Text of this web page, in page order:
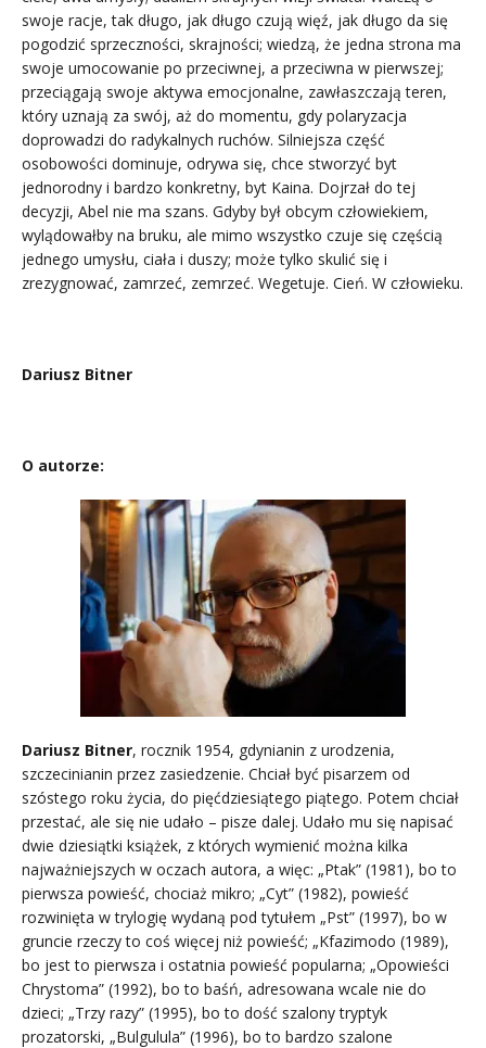
swoje racje, tak długo, jak długo czują więź, jak długo da się
pogodzić sprzeczności, skrajności; wiedzą, że jedna strona ma
swoje umocowanie po przeciwnej, a przeciwna w pierwszej;
przeciągają swoje aktywa emocjonalne, zawłaszczają teren,
który uznają za swój, aż do momentu, gdy polaryzacja
doprowadzi do radykalnych ruchów. Silniejsza część
osobowości dominuje, odrywa się, chce stworzyć byt
jednorodny i bardzo konkretny, byt Kaina. Dojrzał do tej
decyzji, Abel nie ma szans. Gdyby był obcym człowiekiem,
wylądowałby na bruku, ale mimo wszystko czuje się częścią
jednego umysłu, ciała i duszy; może tylko skulić się i
zrezygnować, zamrzeć, zemrzeć. Wegetuje. Cień. W człowieku.
Dariusz Bitner
O autorze:
Dariusz Bitner, rocznik 1954, gdynianin z urodzenia,
szczecinianin przez zasiedzenie. Chciał być pisarzem od
szóstego roku życia, do pięćdziesiątego piątego. Potem chciał
przestać, ale się nie udało – pisze dalej. Udało mu się napisać
dwie dziesiątki książek, z których wymienić można kilka
najważniejszych w oczach autora, a więc: „Ptak” (1981), bo to
pierwsza powieść, chociaż mikro; „Cyt” (1982), powieść
rozwinięta w trylogię wydaną pod tytułem „Pst” (1997), bo w
gruncie rzeczy to coś więcej niż powieść; „Kfazimodo (1989),
bo jest to pierwsza i ostatnia powieść popularna; „Opowieści
Chrystoma” (1992), bo to baśń, adresowana wcale nie do
dzieci; „Trzy razy” (1995), bo to dość szalony tryptyk
prozatorski, „Bulgulula” (1996), bo to bardzo szalone